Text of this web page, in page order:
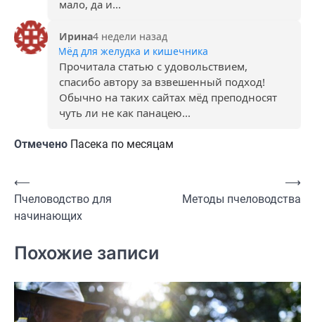
мало, да и...
Ирина4 недели назад
Мёд для желудка и кишечника
Прочитала статью с удовольствием,
спасибо автору за взвешенный подход!
Обычно на таких сайтах мёд преподносят
чуть ли не как панацею...
Отмечено Пасека по месяцам
Навигация
по
записям
⟵
Пчеловодство для
начинающих
Методы пчеловодства
⟶
Похожие записи